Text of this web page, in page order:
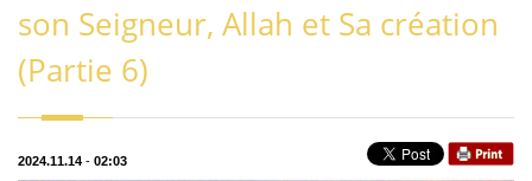
son Seigneur, Allah et Sa création
(Partie 6)
2024.11.14 - 02:03